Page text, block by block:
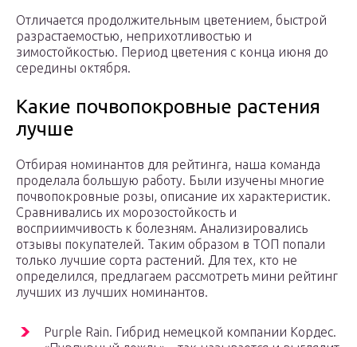
Отличается продолжительным цветением, быстрой
разрастаемостью, неприхотливостью и
зимостойкостью. Период цветения с конца июня до
середины октября.
Какие почвопокровные растения
лучше
Отбирая номинантов для рейтинга, наша команда
проделала большую работу. Были изучены многие
почвопокровные розы, описание их характеристик.
Сравнивались их морозостойкость и
восприимчивость к болезням. Анализировались
отзывы покупателей. Таким образом в ТОП попали
только лучшие сорта растений. Для тех, кто не
определился, предлагаем рассмотреть мини рейтинг
лучших из лучших номинантов.
Purple Rain. Гибрид немецкой компании Кордес.